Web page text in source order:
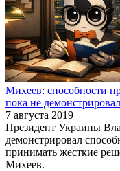
Михеев: способности
пока не демонстрировал
7 августа 2019
Президент Украины
демонстрировал
принимать жесткие
Михеев.